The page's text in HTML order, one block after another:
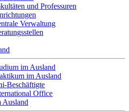
und Professuren
Verwaltung
im Ausland
im Ausland
Beschäftigte
Office
Ausland